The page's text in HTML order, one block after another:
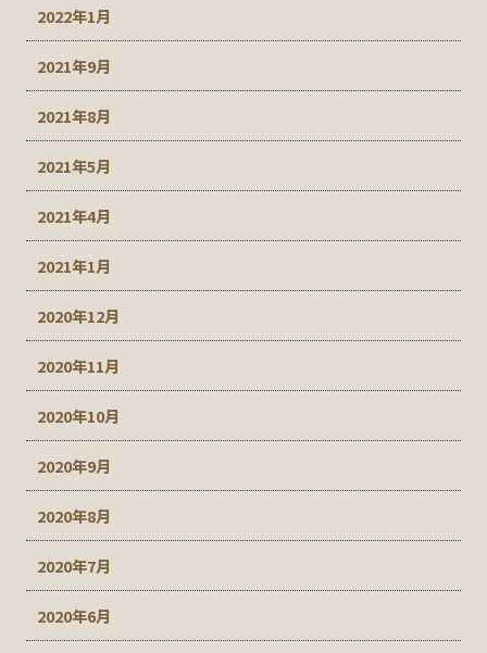
2022年1月
2021年9月
2021年8月
2021年5月
2021年4月
2021年1月
2020年12月
2020年11月
2020年10月
2020年9月
2020年8月
2020年7月
2020年6月